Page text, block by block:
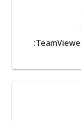
مراجعة تطبيق TeamViewer Remote Control: